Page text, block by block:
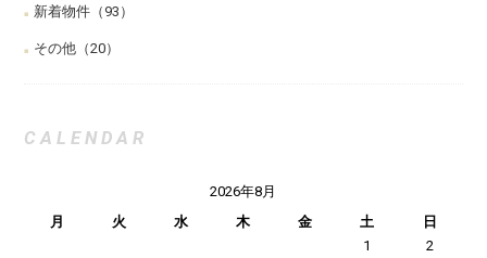
新着物件 （93）
その他 （20）
CALENDAR
2026年8月
月
火 水 木 金 土
日
1
2